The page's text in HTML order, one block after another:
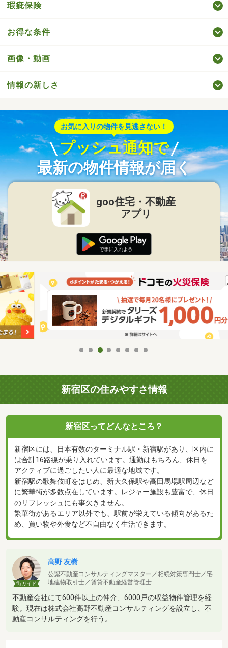
瑕疵保険
お得な条件
画像・動画
情報の新しさ
お気に入りの物件を見逃さない！
プッシュ通知で
最新の物件情報が届く
goo住宅・不動産
アプリ
新宿区の住みやすさ情報
新宿区ってどんなところ？
新宿区には、日本有数のターミナル駅・新宿駅があり、区内に
は合計16路線が乗り入れています。通勤はもちろん、休日を
アクティブに過ごしたい人に最適な地域です。
新宿駅の歌舞伎町をはじめ、新大久保駅や高田馬場駅周辺など
に繁華街が多数点在しています。レジャー施設も豊富で、休日
のリフレッシュにも事欠きません。
繁華街があるエリア以外でも、駅前が栄えている傾向があるた
め、買い物や外食など不自由なく生活できます。
街ガイド
高野 友樹
公認不動産コンサルティングマスター／相続対策専門士／宅
地建物取引士／賃貸不動産経営管理士
不動産会社にて600件以上の仲介、6000戸の収益物件管理を経
験。現在は株式会社高野不動産コンサルティングを設立し、不
動産コンサルティングを行う。